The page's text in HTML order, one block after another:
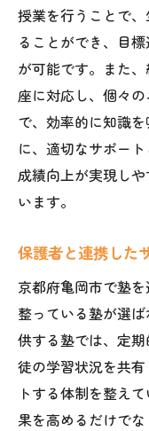
授業を行うことで
ることができ、目
が可能です。また
座に対応し、個々
で、効率的に知識
に、適切なサポー
成績向上が実現し
います。
保護者と連携した
京都府亀岡市で塾
整っている塾が選
供する塾では、定
徒の学習状況を共
トする体制を整え
果を高めるだけで